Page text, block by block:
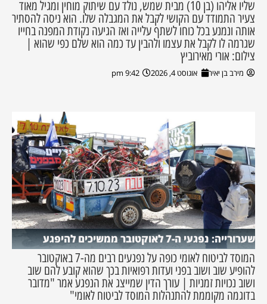
שליו אליהו (בן 10) מבית שמש, נולד עם שיתוק מוחין ומגיל מאוד
צעיר התמודד עם הקושי לקבל את המגבלה שלו. הוא ניסה להסתיר
אותה ונמנע בכל כוחו לשתף עלייה ואז הגיעה נקודת המפנה בחייו
שגרמה לו לקבל את עצמו ולהבין עד כמה הוא שלם כפי שהוא |
צילום: אורי מאירוביץ
מירב בן יאיר אוגוסט 4, 2026 9:42 pm
שערורייה: נפגעי ה-7 לאוקטובר ממשיכים להיפגע
המוסד לביטוח לאומי כופה על נפגעים רבים מה-7 באוקטובר
להופיע שוב ושוב בפני ועדות רפואיות בכך שהוא קובע להם שוב
ושוב נכויות זמניות | עורך הדין שמייצג את הנפגע אמר "מדובר
בדוגמה מקוממת להתנהלות המוסד לביטוח לאומי"